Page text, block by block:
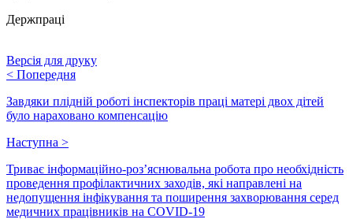
Держпраці
Версія для друку
< Попередня
Завдяки плідній роботі інспекторів праці матері двох дітей
було нараховано компенсацію
Наступна >
Триває інформаційно-роз’яснювальна робота про необхідність
проведення профілактичних заходів, які направлені на
недопущення інфікування та поширення захворювання серед
медичних працівників на COVID-19